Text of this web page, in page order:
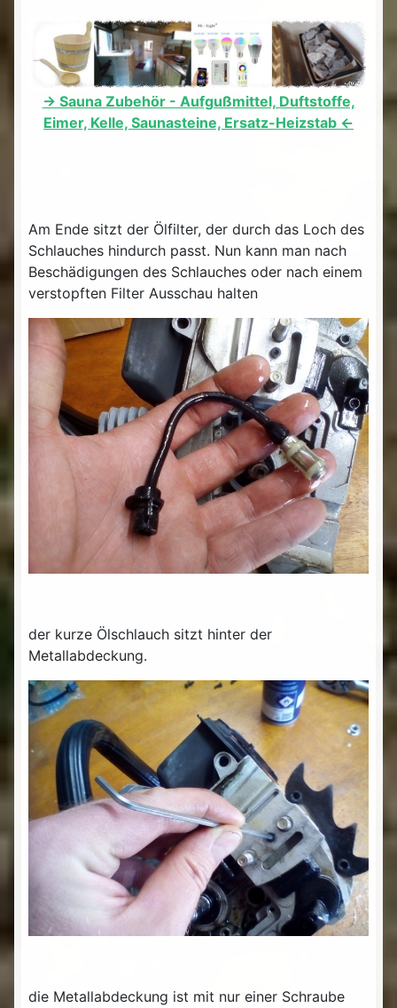
-> Sauna Zubehör - Aufgußmittel, Duftstoffe,
Eimer, Kelle, Saunasteine, Ersatz-Heizstab <-
Am Ende sitzt der Ölfilter, der durch das Loch des
Schlauches hindurch passt. Nun kann man nach
Beschädigungen des Schlauches oder nach einem
verstopften Filter Ausschau halten
der kurze Ölschlauch sitzt hinter der
Metallabdeckung.
die Metallabdeckung ist mit nur einer Schraube